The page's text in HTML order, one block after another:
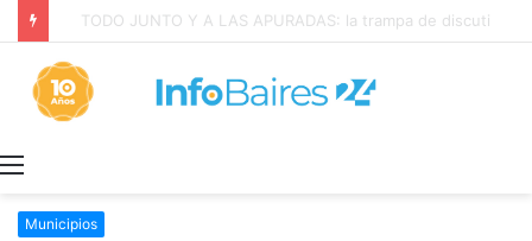
La INFLACIÓN de CABA se DISPARÓ al 2,9% en JULIO: 19,4% en 2026
Municipios